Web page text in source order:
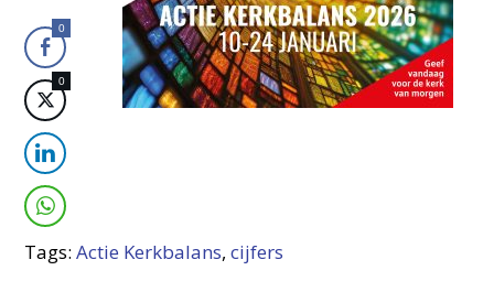
0
0
Tags:Actie Kerkbalans,cijfers